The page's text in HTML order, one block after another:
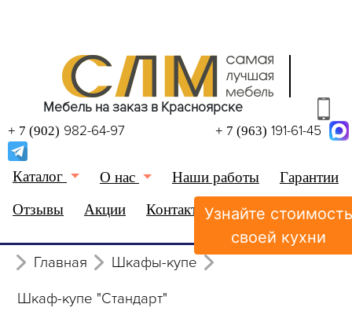
Узнайте стоимость
своей кухни
Мебель на заказ в Красноярске
+ 7 (902) 982-64-97 + 7 (963) 191-61-45
Каталог О нас Наши работы
Гарантии
Отзывы
Акции Контакты Избранное (0)
Главная
Шкафы-купе
Шкаф-купе "Стандарт"